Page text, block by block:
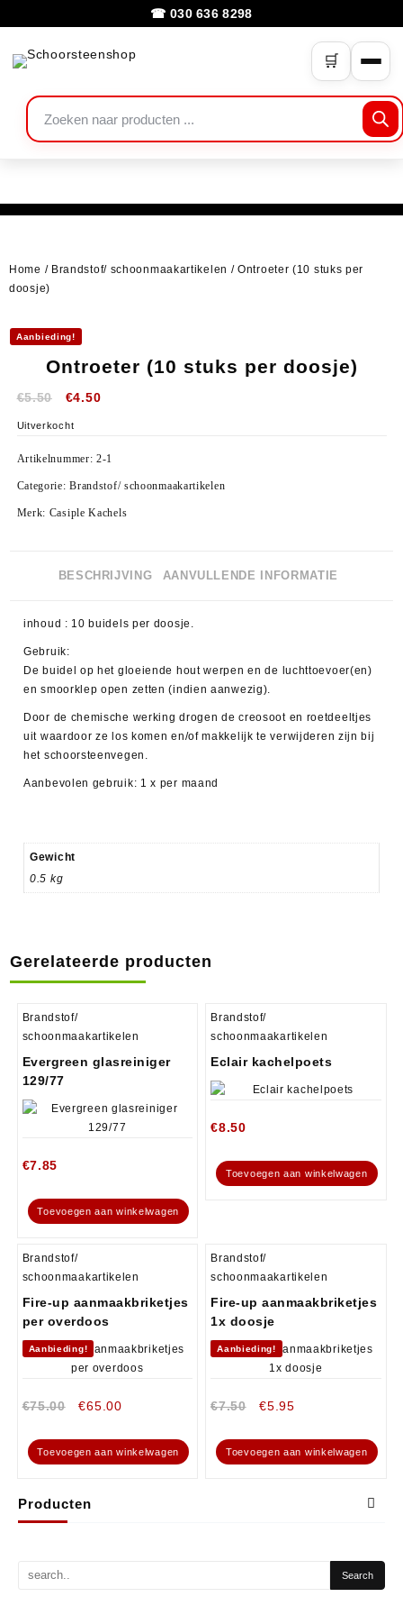
☎ 030 636 8298
🛒
Producten
Home / Brandstof/ schoonmaakartikelen / Ontroeter (10 stuks per
doosje)
Aanbieding!
Ontroeter (10 stuks per doosje)
€5.50 €4.50
Uitverkocht
Artikelnummer: 2-1
Categorie:Brandstof/ schoonmaakartikelen
Merk: Casiple Kachels
BESCHRIJVING AANVULLENDE INFORMATIE
inhoud : 10 buidels per doosje.
Gebruik:
De buidel op het gloeiende hout werpen en de luchttoevoer(en)
en smoorklep open zetten (indien aanwezig).
Door de chemische werking drogen de creosoot en roetdeeltjes
uit waardoor ze los komen en/of makkelijk te verwijderen zijn bij
het schoorsteenvegen.
Aanbevolen gebruik: 1 x per maand
Gewicht
0.5 kg
Gerelateerde producten
Brandstof/
schoonmaakartikelen
Evergreen glasreiniger
129/77
€7.85
Toevoegen aan winkelwagen
Brandstof/
schoonmaakartikelen
Eclair kachelpoets
€8.50
Toevoegen aan winkelwagen
Brandstof/
schoonmaakartikelen
Fire-up aanmaakbriketjes
per overdoos
Aanbieding!
€75.00 €65.00
Toevoegen aan winkelwagen
Brandstof/
schoonmaakartikelen
Fire-up aanmaakbriketjes
1x doosje
Aanbieding!
€7.50 €5.95
Toevoegen aan winkelwagen